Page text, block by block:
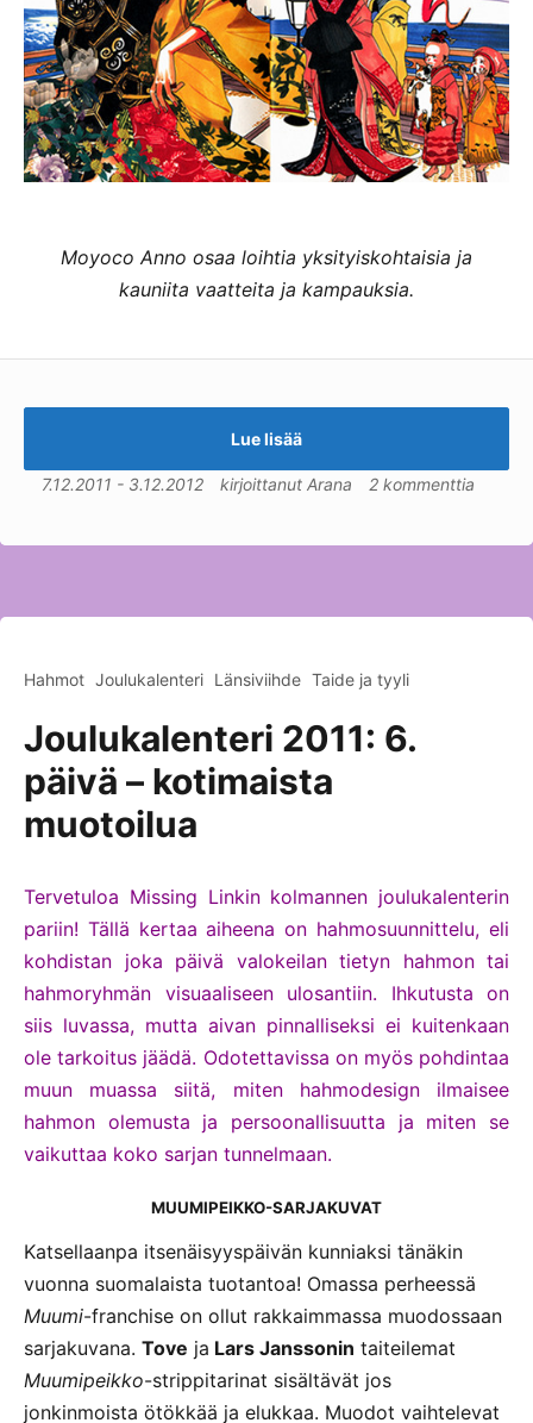
Moyoco Anno osaa loihtia yksityiskohtaisia ja
kauniita vaatteita ja kampauksia.
Lue lisää
7.12.2011 - 3.12.2012 kirjoittanut Arana 2 kommenttia
Hahmot Joulukalenteri Länsiviihde Taide ja tyyli
Joulukalenteri 2011: 6.
päivä – kotimaista
muotoilua
Tervetuloa Missing Linkin kolmannen joulukalenterin
pariin! Tällä kertaa aiheena on hahmosuunnittelu, eli
kohdistan joka päivä valokeilan tietyn hahmon tai
hahmoryhmän visuaaliseen ulosantiin. Ihkutusta on
siis luvassa, mutta aivan pinnalliseksi ei kuitenkaan
ole tarkoitus jäädä. Odotettavissa on myös pohdintaa
muun muassa siitä, miten hahmodesign ilmaisee
hahmon olemusta ja persoonallisuutta ja miten se
vaikuttaa koko sarjan tunnelmaan.
MUUMIPEIKKO-SARJAKUVAT
Katsellaanpa itsenäisyyspäivän kunniaksi tänäkin
vuonna suomalaista tuotantoa! Omassa perheessä
Muumi-franchise on ollut rakkaimmassa muodossaan
sarjakuvana. Tove ja Lars Janssonin taiteilemat
Muumipeikko-strippitarinat sisältävät jos
jonkinmoista ötökkää ja elukkaa. Muodot vaihtelevat